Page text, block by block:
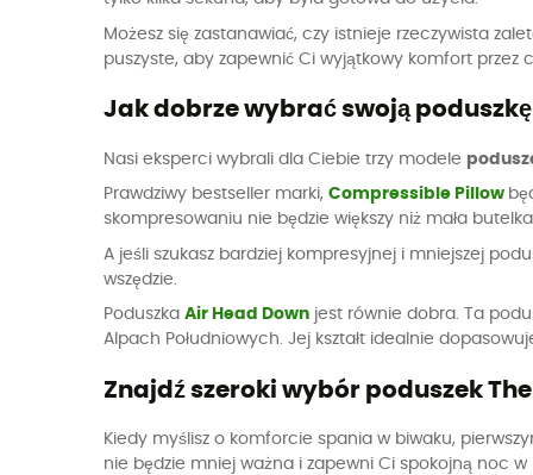
Możesz się zastanawiać, czy istnieje rzeczywista
puszyste, aby zapewnić Ci wyjątkowy komfort przez
Jak dobrze wybrać swoją
Nasi eksperci wybrali dla Ciebie trzy modele
Prawdziwy bestseller marki, Compressible Pillow
skompresowaniu nie będzie większy niż mała
A jeśli szukasz bardziej kompresyjnej i mniejszej
wszędzie.
Poduszka Air Head Down jest równie dobra. Ta
Alpach Południowych. Jej kształt idealnie
Znajdź szeroki wybór poduszek
Kiedy myślisz o komforcie spania w biwaku,
nie będzie mniej ważna i zapewni Ci spokojną noc